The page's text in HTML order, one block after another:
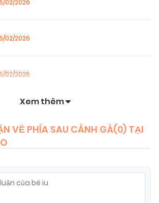
02/2026
02/2026
02/2026
02/2026
02/2026
Xem thêm
VỀ PHÍA SAU CÁNH GÀ(0) TẠI